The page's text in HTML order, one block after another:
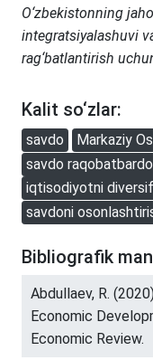
O‘zbekistonning
integratsiyalashuvi
rag‘batlantirish
Kalit so‘zlar:
savdo Markaziy
savdo
iqtisodiyotni
savdoni
Bibliografik
Abdullaev, R.
Economic
Economic Review.